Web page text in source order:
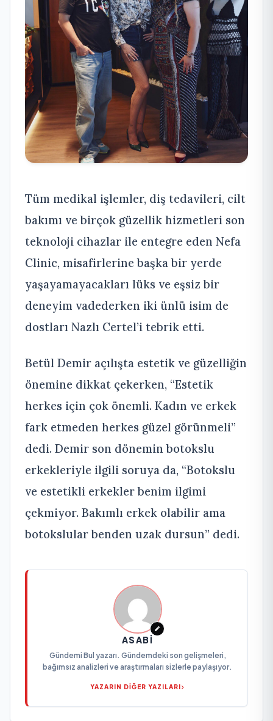
Tüm medikal işlemler, diş tedavileri, cilt
bakımı ve birçok güzellik hizmetleri son
teknoloji cihazlar ile entegre eden Nefa
Clinic, misafirlerine başka bir yerde
yaşayamayacakları lüks ve eşsiz bir
deneyim vadederken iki ünlü isim de
dostları Nazlı Certel’i tebrik etti.
Betül Demir açılışta estetik ve güzelliğin
önemine dikkat çekerken, “Estetik
herkes için çok önemli. Kadın ve erkek
fark etmeden herkes güzel görünmeli”
dedi. Demir son dönemin botokslu
erkekleriyle ilgili soruya da, “Botokslu
ve estetikli erkekler benim ilgimi
çekmiyor. Bakımlı erkek olabilir ama
botokslular benden uzak dursun” dedi.
ASABI
Gündemi Bul yazarı. Gündemdeki son gelişmeleri,
bağımsız analizleri ve araştırmaları sizlerle paylaşıyor.
YAZARIN DİĞER YAZILARI